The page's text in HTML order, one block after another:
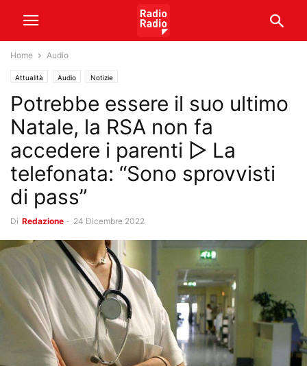
Home Audio
Attualità Audio Notizie
Potrebbe essere il suo ultimo
Natale, la RSA non fa
accedere i parenti ▷ La
telefonata: “Sono sprovvisti
di pass”
Di Redazione - 24 Dicembre 2022